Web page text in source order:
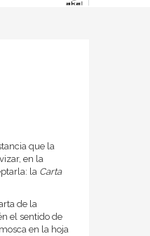
que la
en la
la Carta
de la
el sentido de
en la hoja